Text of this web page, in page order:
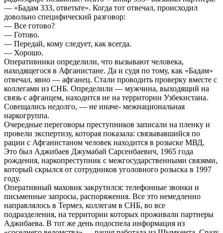
— «Бадам 333, ответьте». Когда тот отвечал, происходил
довольно специфический разговор:
— Все готово?
— Готово.
— Передай, кому следует, как всегда.
— Хорошо.
Оперативники определили, что вызывают человека,
находящегося в Афганистане. Да и судя по тому, как «Бадам»
отвечал, явно — афганец. Стали проводить проверку вместе с
коллегами из СНБ. Определили — мужчина, выходящий на
связь с афганцем, находится не на территории Узбекистана.
Совещались недолго, — не иначе- межнациональная
наркогруппа.
Очередные переговоры преступников записали на пленку и
провели экспертизу, которая показала: связывавшийся по
рации с Афганистаном человек находится в розыске МВД.
Это был Аджибаев Джумабай Сарсенбаевич, 1965 года
рождения, наркопреступник с межгосударственными связями,
который скрылся от сотрудников уголовного розыска в 1997
году.
Оперативный маховик закрутился: телефонные звонки и
письменные запросы, распоряжения. Все это немедленно
направлялось в Термез, коллегам в СНБ, во все
подразделения, на территории которых проживали партнеры
Аджибаева. В тот же день подоспела информация из